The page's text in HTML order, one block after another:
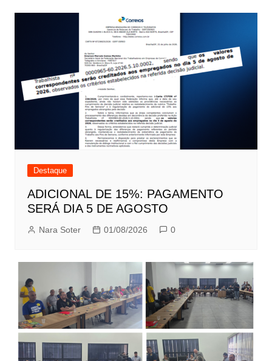
Destaque
ADICIONAL DE 15%: PAGAMENTO
SERÁ DIA 5 DE AGOSTO
Nara Soter 01/08/2026 0